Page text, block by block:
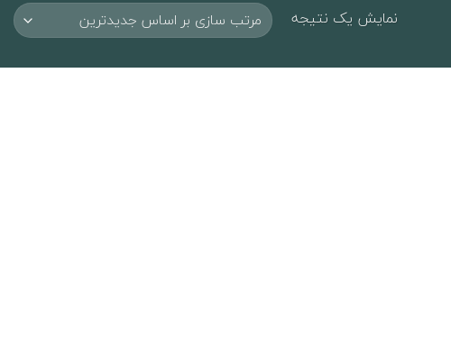
نمایش یک نتیجه